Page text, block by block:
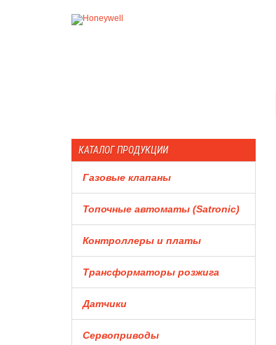
КАТАЛОГ ПРОДУКЦИИ
Газовые клапаны
Топочные автоматы (Satronic)
Контроллеры и платы
Трансформаторы розжига
Датчики
Сервоприводы